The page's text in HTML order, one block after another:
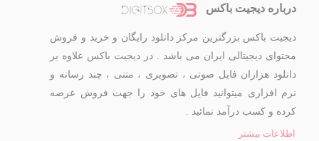
درباره دیجیت باکس
دیجیت باکس بزرگترین مرکز دانلود رایگان و خرید و فروش
محتوای دیجیتالی ایران می باشد . در دیجیت باکس علاوه بر
دانلود هزاران فایل صوتی ، تصویری ، متنی ، چند رسانه و
نرم افزاری میتوانید فایل های خود را جهت فروش عرضه
کرده و کسب درآمد نمائید .
اطلاعات بیشتر